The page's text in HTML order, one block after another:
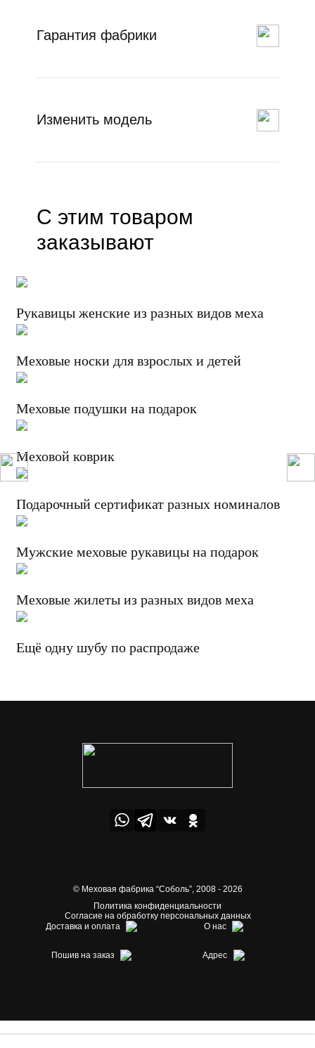
Гарантия фабрики
Изменить модель
С этим товаром
заказывают
Рукавицы женские из разных видов меха
Меховые носки для взрослых и детей
Меховые подушки на подарок
Меховой коврик
Подарочный сертификат разных номиналов
Мужские меховые рукавицы на подарок
Меховые жилеты из разных видов меха
Ещё одну шубу по распродаже
© Меховая фабрика “Соболь”,2008 - 2026
Политика конфиденциальности
Согласие на обработку персональных данных
Доставка и оплата
О нас
Пошив на заказ Адрес